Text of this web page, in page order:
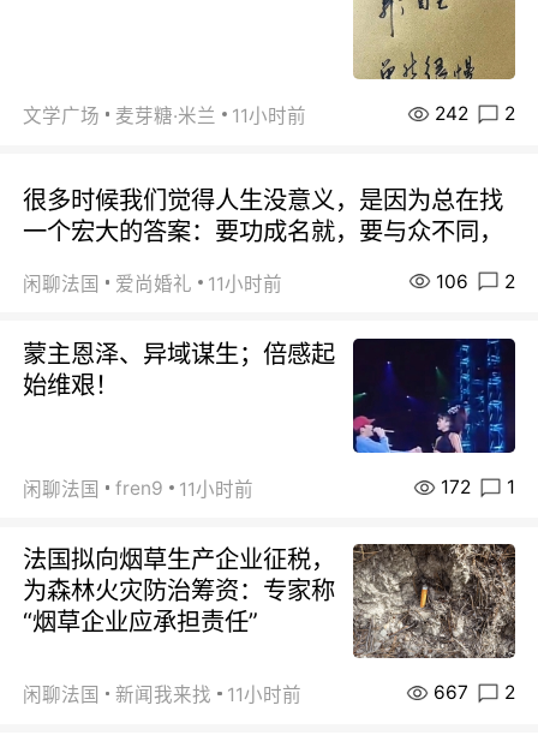
文学广场 麦芽糖·米兰 11小时前 242 2
很多时候我们觉得人生没意义，是因为总在找
一个宏大的答案：要功成名就，要与众不同，
闲聊法国 爱尚婚礼 11小时前 106 2
蒙主恩泽、异域谋生；倍感起
始维艰！
闲聊法国 fren9 11小时前 172 1
法国拟向烟草生产企业征税，
为森林火灾防治筹资：专家称
“烟草企业应承担责任”
闲聊法国 新闻我来找 11小时前 667 2